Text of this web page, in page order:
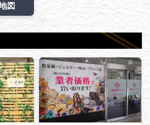
図